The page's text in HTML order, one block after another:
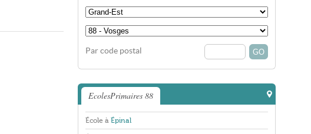
Par code postal
EcolesPrimaires 88
École à Épinal